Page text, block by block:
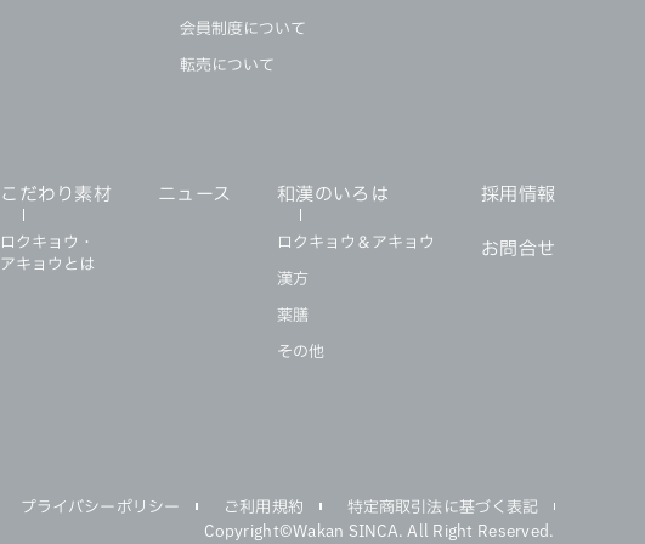
会員制度について
転売について
こだわり素材
ロクキョウ・
アキョウとは
ニュース 和漢のいろは
ロクキョウ＆アキョウ
漢方
薬膳
その他
採用情報
お問合せ
プライバシーポリシー ご利用規約
特定商取引法に基づく表記
Copyright©Wakan SINCA. All Right Reserved.